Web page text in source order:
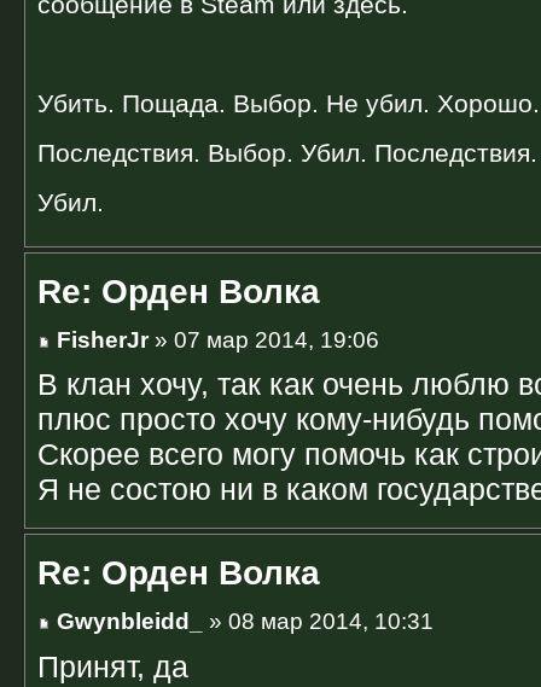
Убить. Пощада. Выбор. Не убил.
Последствия. Выбор. Убил.
Убил.
Re: Орден Волка
FisherJr» 07 мар 2014, 19:06
В клан хочу, так как очень люблю
плюс просто хочу кому-нибудь
Скорее всего могу помочь как
Я не состою ни в каком
Re: Орден Волка
Gwynbleidd_ » 08 мар 2014, 10:31
Принят, да